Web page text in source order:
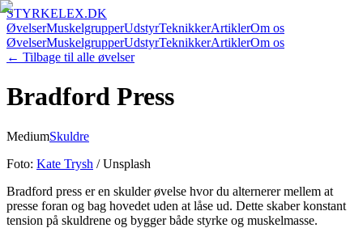
STYRKELEX.DK
ØvelserMuskelgrupperUdstyrTeknikkerArtiklerOm os
ØvelserMuskelgrupperUdstyrTeknikkerArtiklerOm os
← Tilbage til alle øvelser
Bradford Press
MediumSkuldre
Foto: Kate Trysh / Unsplash
Bradford press er en skulder øvelse hvor du alternerer mellem at
presse foran og bag hovedet uden at låse ud. Dette skaber konstant
tension på skuldrene og bygger både styrke og muskelmasse.